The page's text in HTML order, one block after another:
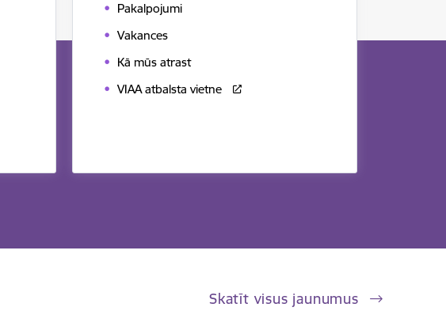
Pakalpojumi
Vakances
Kā mūs atrast
VIAA atbalsta vietne
Skatīt visus jaunumus